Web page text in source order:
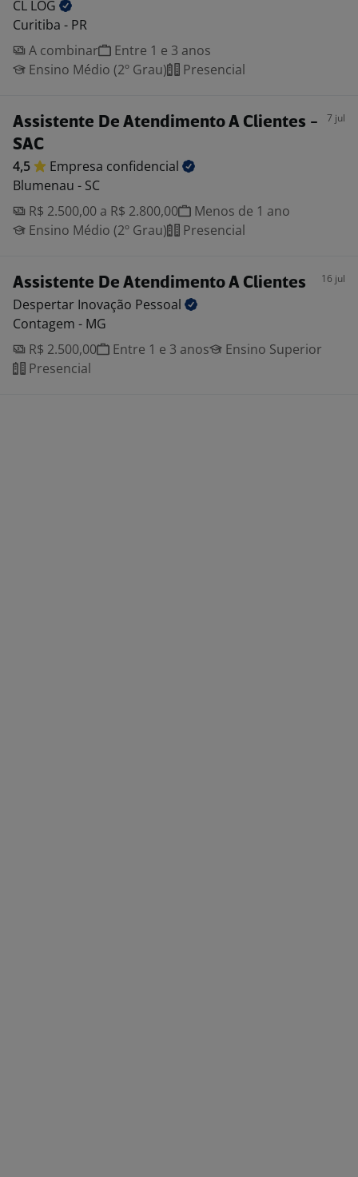
CL LOG
Curitiba - PR
A combinar
Entre 1 e 3 anos
Ensino Médio (2º Grau)
Presencial
Assistente De Atendimento A Clientes -
SAC
7 jul
4,5 Empresa confidencial
Blumenau - SC
R$ 2.500,00 a R$ 2.800,00
Menos de 1 ano
Ensino Médio (2º Grau)
Presencial
Assistente De Atendimento A Clientes 16 jul
Despertar Inovação Pessoal
Contagem - MG
R$ 2.500,00
Entre 1 e 3 anos
Ensino Superior
Presencial